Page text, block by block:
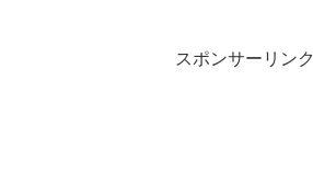
スポンサーリンク